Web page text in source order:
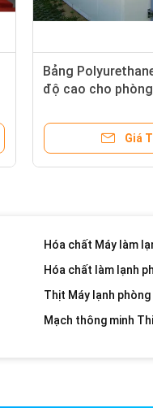
Bảng
độ cao cho
Giá
Đơn vị làm lạnh nhỏ